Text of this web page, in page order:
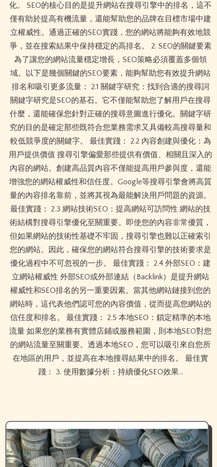
化。 SEO的核心目的是提升網站在搜尋引擎中的排名，這不
僅有助於提高有機流量，還能幫助您的品牌在目標市場中建
立權威性。通過正確的SEO實踐，您的網站將能夠有效地競
爭，並在搜索結果中保持穩定的高排名。 2. SEO的關鍵要素
為了讓您的網站流量穩定增長，SEO策略必須覆蓋多個領
域。以下是幾個關鍵的SEO要素，能夠幫助您有效提升網站
排名和吸引更多流量： 2.1 關鍵字研究：找到合適的搜尋詞
關鍵字研究是SEO的基石。它不僅能幫助您了解用戶在搜尋
什麼，還能確保您針對正確的搜尋意圖進行優化。關鍵字研
究的目的是確定那些既符合您業務需求又具備較高搜尋量和
較低競爭度的關鍵字。 最佳實踐： 2.2 內容創建與優化：為
用戶提供價值 搜尋引擎偏愛那些提供有價值、相關且深入的
內容的網站。創建高品質內容不僅能提高用戶參與度，還能
增強您的網站權威性和信任度。Google等搜尋引擎會將高質
量的內容排名靠前，並將其視為最能解決用戶問題的資源。
最佳實踐： 2.3 網站技術SEO：提高網站可訪問性 網站的技
術結構對搜尋引擎優化至關重要。即使您的內容非常優質，
但如果網站的技術性基礎不牢固，搜尋引擎也難以正確索引
您的網站。因此，確保您的網站符合搜尋引擎的技術要求是
優化過程中不可忽視的一步。 最佳實踐： 2.4 外部SEO：建
立網站權威性 外部SEO或外部連結（Backlink）是提升網站
權威性和SEO排名的另一重要因素。當其他網站鏈接到您的
網站時，這代表他們認可您的內容價值，從而提高您網站的
信任度和排名。 最佳實踐： 2.5 本地SEO：鎖定精準的本地
流量 如果您的業務有實體店鋪或服務範圍，則本地SEO對您
的網站流量至關重要。透過本地SEO，您可以吸引來自您所
在地區的用戶，並提高在本地搜尋結果中的排名。 最佳實
踐： 3. 使用數據分析：持續優化SEO效果…